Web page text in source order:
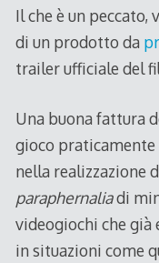
Il che è un
di un prodotto da
trailer ufficiale del
Una buona fattura
gioco
nella realizzazione
paraphernaliadi
videogiochi che già
in situazioni come